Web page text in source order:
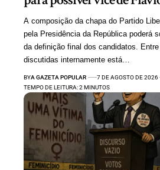
A composição da chapa do Partido
pela Presidência da República poderá
da definição final dos candidatos.
discutidas internamente está…
BYA GAZETA POPULAR
7 DE AGOSTO DE 2026
TEMPO DE LEITURA: 2 MINUTOS